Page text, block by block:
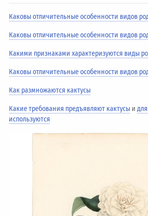
Каковы отличительные особенности видов
Каковы отличительные особенности видов
Какими признаками характеризуются виды
Каковы отличительные особенности видов
Как размножаются кактусы
Какие требования предъявляют кактусы и
используются